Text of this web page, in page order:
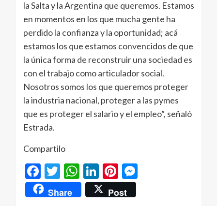
la Salta y la Argentina que queremos. Estamos
en momentos en los que mucha gente ha
perdido la confianza y la oportunidad; acá
estamos los que estamos convencidos de que
la única forma de reconstruir una sociedad es
con el trabajo como articulador social.
Nosotros somos los que queremos proteger
la industria nacional, proteger a las pymes
que es proteger el salario y el empleo”, señaló
Estrada.
Compartilo
Facebook
Twitter
WhatsApp
LinkedIn
Pinterest
Messenger
Share Post